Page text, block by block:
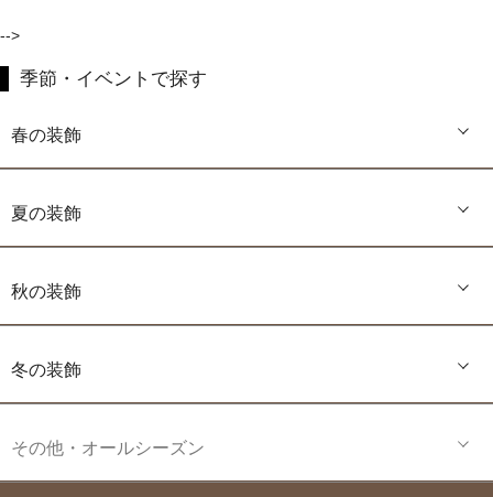
-->
季節・イベントで探す
春の装飾
夏の装飾
秋の装飾
冬の装飾
その他・オールシーズン